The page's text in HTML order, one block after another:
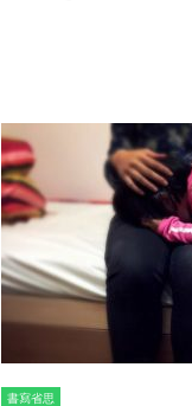
書寫省思